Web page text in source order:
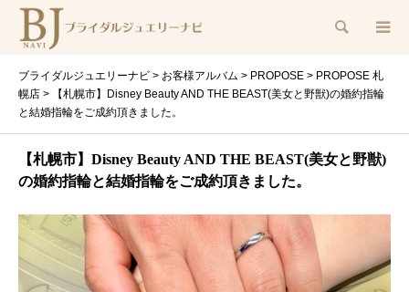
検索
ブライダルジュエリーナビ > お客様アルバム > PROPOSE > PROPOSE 札
幌店 >
【札幌市】Disney Beauty AND THE BEAST(美女と野獣)の婚約指輪
と結婚指輪をご成約頂きました。
【札幌市】Disney Beauty AND THE BEAST(美女と野獣)
の婚約指輪と結婚指輪をご成約頂きました。